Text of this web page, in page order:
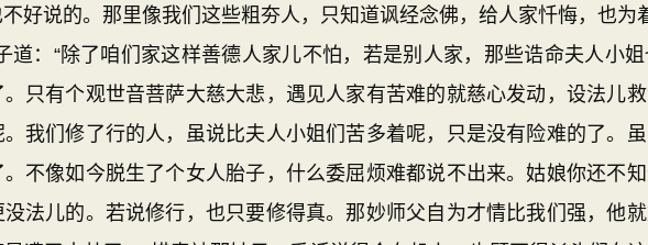
好说的。那里像我们这些粗夯人，只知道讽经念佛，给人家忏悔，也为
道：“除了咱们家这样善德人家儿不怕，若是别人家，那些诰命夫人小
。只有个观世音菩萨大慈大悲，遇见人家有苦难的就慈心发动，设法儿
我们修了行的人，虽说比夫人小姐们苦多着呢，只是没有险难的了。
不像如今脱生了个女人胎子，什么委屈烦难都说不出来。姑娘你还不
法儿的。若说修行，也只要修得真。那妙师父自为才情比我们强，他